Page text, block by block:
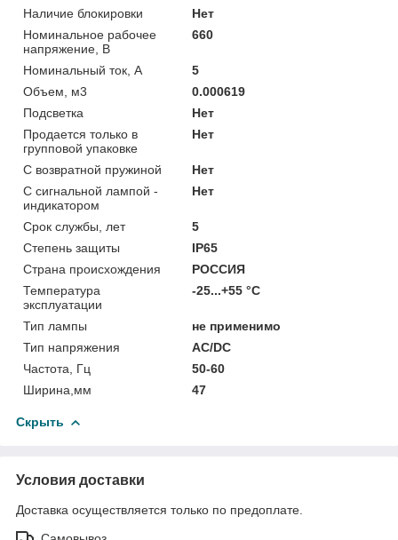
Наличие блокировки
Нет
Номинальное рабочее
напряжение, В
660
Номинальный ток, А
5
Объем, м3
0.000619
Подсветка
Нет
Продается только в
групповой упаковке
Нет
С возвратной пружиной
Нет
С сигнальной лампой -
индикатором
Нет
Срок службы, лет
5
Степень защиты
IP65
Страна происхождения
РОССИЯ
Температура
эксплуатации
-25...+55 °C
Тип лампы
не применимо
Тип напряжения
AC/DC
Частота, Гц
50-60
Ширина,мм
47
Скрыть
Условия доставки
Доставка осуществляется только по предоплате.